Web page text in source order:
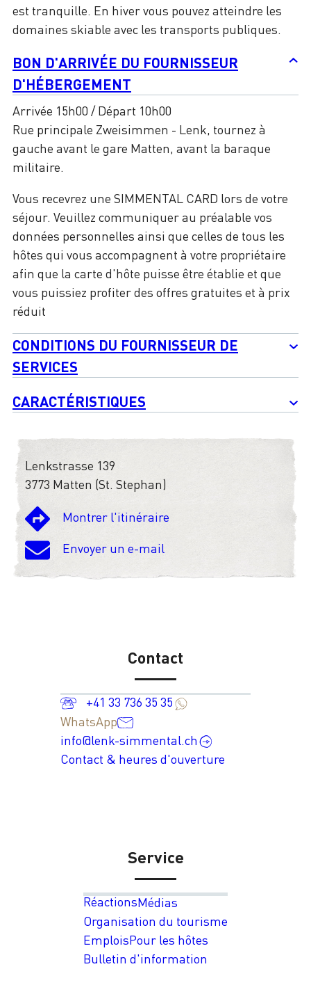
est tranquille. En hiver vous pouvez atteindre les
domaines skiable avec les transports publiques.
BON D'ARRIVÉE DU FOURNISSEUR
D'HÉBERGEMENT
Arrivée 15h00 / Départ 10h00
Rue principale Zweisimmen - Lenk, tournez à
gauche avant le gare Matten, avant la baraque
militaire.
Vous recevrez une SIMMENTAL CARD lors de votre
séjour. Veuillez communiquer au préalable vos
données personnelles ainsi que celles de tous les
hôtes qui vous accompagnent à votre propriétaire
afin que la carte d'hôte puisse être établie et que
vous puissiez profiter des offres gratuites et à prix
réduit
CONDITIONS DU FOURNISSEUR DE
SERVICES
CARACTÉRISTIQUES
Lenkstrasse 139
3773 Matten (St. Stephan)
Montrer l'itinéraire
Envoyer un e-mail
Contact
+41 33 736 35 35
WhatsApp
info@lenk-simmental.ch
Contact & heures d'ouverture
Service
RéactionsMédias
Organisation du tourisme
EmploisPour les hôtes
Bulletin d'information